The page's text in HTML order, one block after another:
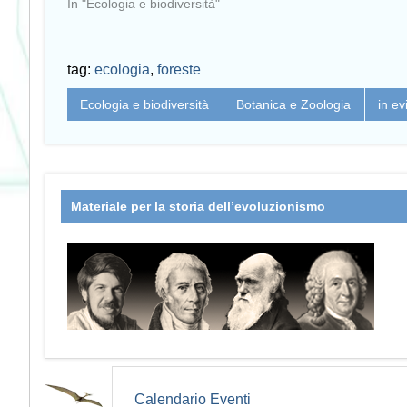
In "Ecologia e biodiversità"
tag: ecologia, foreste
Ecologia e biodiversità Botanica e Zoologia in
Materiale per la storia dell’evoluzionismo
Calendario Eventi